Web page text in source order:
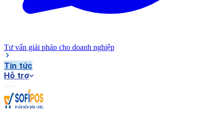
Tư vấn giải pháp cho doanh nghiệp
Tin tức
Hỗ trợ